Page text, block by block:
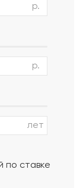
р.
р.
лет
по ставке